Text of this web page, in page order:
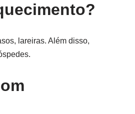
lareiras. Além disso,